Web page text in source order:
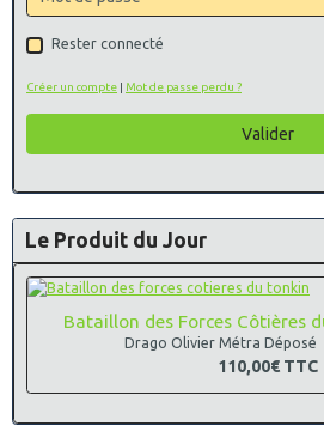
Rester connecté
Créer un compte | Mot de passe perdu ?
Valider
Le Produit du Jour
Bataillon des Forces Côtières
Drago Olivier Métra Déposé
110,00€ TTC